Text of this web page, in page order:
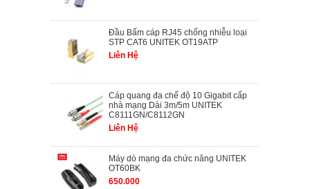
Đầu Bấm cáp RJ45 chống nhiễu loại
STP CAT6 UNITEK OT19ATP
Liên Hệ
Cáp quang đa chế độ 10 Gigabit cấp
nhà mạng Dài 3m/5m UNITEK
C8111GN/C8112GN
Liên Hệ
Máy dò mạng đa chức năng UNITEK
OT60BK
650.000